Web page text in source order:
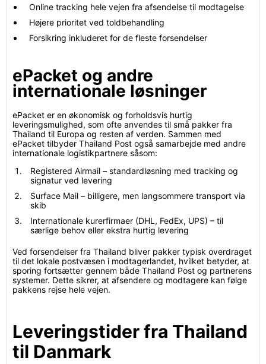
Online tracking hele vejen fra afsendelse til modtagelse
Højere prioritet ved toldbehandling
Forsikring inkluderet for de fleste forsendelser
ePacket og andre
internationale løsninger
ePacket er en økonomisk og forholdsvis hurtig
leveringsmulighed, som ofte anvendes til små pakker fra
Thailand til Europa og resten af verden. Sammen med
ePacket tilbyder Thailand Post også samarbejde med andre
internationale logistikpartnere såsom:
Registered Airmail – standardløsning med tracking og
signatur ved levering
Surface Mail – billigere, men langsommere transport via
skib
Internationale kurerfirmaer (DHL, FedEx, UPS) – til
særlige behov eller ekstra hurtig levering
Ved forsendelser fra Thailand bliver pakker typisk overdraget
til det lokale postvæsen i modtagerlandet, hvilket betyder, at
sporing fortsætter gennem både Thailand Post og partnerens
systemer. Dette sikrer, at afsendere og modtagere kan følge
pakkens rejse hele vejen.
Leveringstider fra Thailand
til Danmark